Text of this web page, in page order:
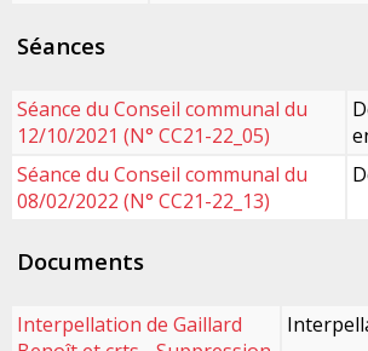
Séances
Séance du Conseil communal du
12/10/2021 (N° CC21-22_05)
Séance du Conseil communal du
08/02/2022 (N° CC21-22_13)
Documents
Interpellation de Gaillard